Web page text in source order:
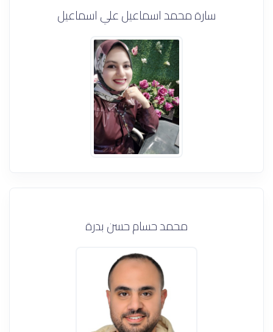
سارة محمد اسماعيل علي اسماعيل
محمد حسام حسن بدرة